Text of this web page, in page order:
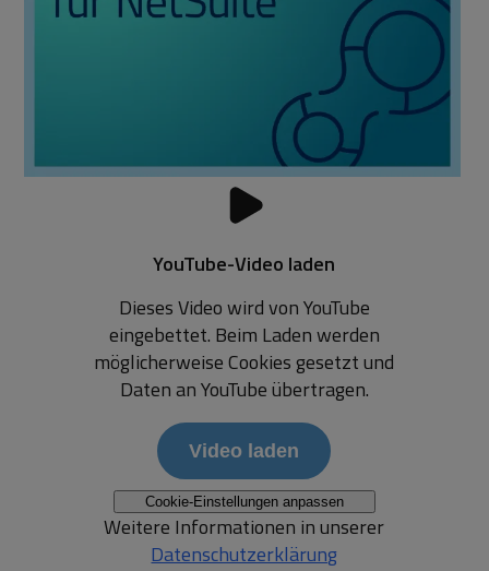
YouTube-Video laden
Dieses Video wird vonYouTube
eingebettet. Beim Laden werden
möglicherweise Cookies gesetzt und
Daten anYouTubeübertragen.
Video laden
Cookie-Einstellungen anpassen
Weitere Informationen in unserer
Datenschutzerklärung